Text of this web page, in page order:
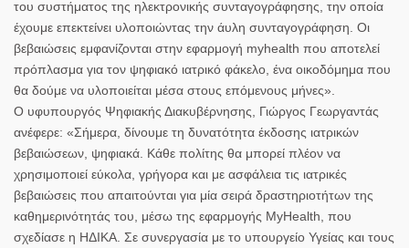
του συστήματος της ηλεκτρονικής συνταγογράφησης, την οποία
έχουμε επεκτείνει υλοποιώντας την άυλη συνταγογράφηση. Οι
βεβαιώσεις εμφανίζονται στην εφαρμογή myhealth που αποτελεί
πρόπλασμα για τον ψηφιακό ιατρικό φάκελο, ένα οικοδόμημα που
θα δούμε να υλοποιείται μέσα στους επόμενους μήνες».
Ο υφυπουργός Ψηφιακής Διακυβέρνησης, Γιώργος Γεωργαντάς
ανέφερε: «Σήμερα, δίνουμε τη δυνατότητα έκδοσης ιατρικών
βεβαιώσεων, ψηφιακά. Κάθε πολίτης θα μπορεί πλέον να
χρησιμοποιεί εύκολα, γρήγορα και με ασφάλεια τις ιατρικές
βεβαιώσεις που απαιτούνται για μία σειρά δραστηριοτήτων της
καθημερινότητάς του, μέσω της εφαρμογής MyHealth, που
σχεδίασε η ΗΔΙΚΑ. Σε συνεργασία με το υπουργείο Υγείας και τους